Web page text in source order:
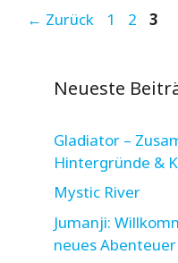
← Zurück Seite
1 Seite
2 Seite
3
Neueste
Gladiator –
Hintergründe &
Mystic River
Jumanji:
neues